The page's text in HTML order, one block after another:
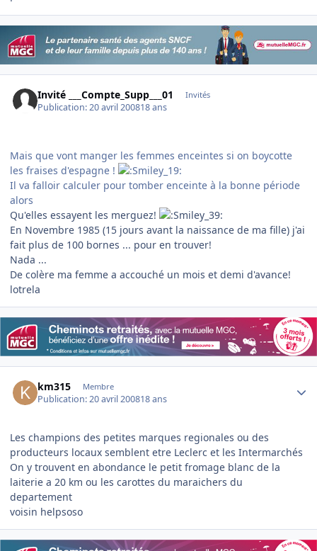
Invité ___Compte_Supp___01 Invités
Publication:20 avril 200818 ans
Mais que vont manger les femmes enceintes si on boycotte
les fraises d'espagne !
Il va falloir calculer pour tomber enceinte à la bonne période
alors
Qu'elles essayent les merguez!
En Novembre 1985 (15 jours avant la naissance de ma fille) j'ai
fait plus de 100 bornes ... pour en trouver!
Nada ...
De colère ma femme a accouché un mois et demi d'avance!
lotrela
km315 Membre
Publication:20 avril 200818 ans
Les champions des petites marques regionales ou des
producteurs locaux semblent etre Leclerc et les Intermarchés
On y trouvent en abondance le petit fromage blanc de la
laiterie a 20 km ou les carottes du maraichers du
departement
voisin helpsoso